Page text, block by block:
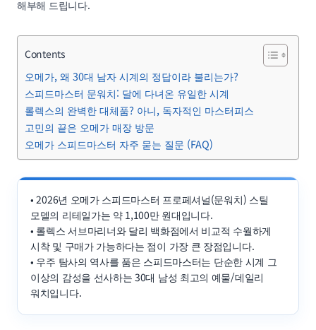
해부해 드립니다.
Contents
오메가, 왜 30대 남자 시계의 정답이라 불리는가?
스피드마스터 문워치: 달에 다녀온 유일한 시계
롤렉스의 완벽한 대체품? 아니, 독자적인 마스터피스
고민의 끝은 오메가 매장 방문
오메가 스피드마스터 자주 묻는 질문 (FAQ)
• 2026년 오메가 스피드마스터 프로페셔널(문워치) 스틸
모델의 리테일가는 약 1,100만 원대입니다.
• 롤렉스 서브마리너와 달리 백화점에서 비교적 수월하게
시착 및 구매가 가능하다는 점이 가장 큰 장점입니다.
• 우주 탐사의 역사를 품은 스피드마스터는 단순한 시계 그
이상의 감성을 선사하는 30대 남성 최고의 예물/데일리
워치입니다.